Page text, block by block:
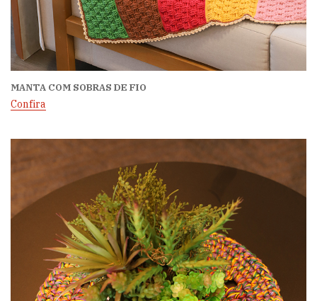
MANTA COM SOBRAS DE FIO
Confira